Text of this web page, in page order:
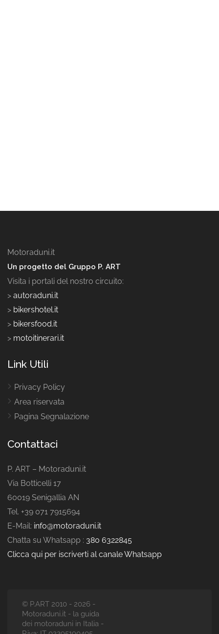
Motoraduni.it
Un progetto del Gruppo P. ART
Visita i portali del nostro circuito:
> autoraduni.it
> bikershotel.it
> bikersfood.it
> motoitinerari.it
Link Utili
Privacy Policy
Area riservata
Pagina Segnalazione
Contattaci
P. ART – Motoraduni.it
Via Botticelli 17
60019 Senigallia AN
Tel. +39 071 7915694
E-Mail: info@motoraduni.it
Chatta su Whatsapp : 380 6322845
Clicca qui per iscriverti al canale Whatsapp
© P.ART 2010 - 2026 -
Motoraduni.it - la guida
dei motoraduni in Italia -